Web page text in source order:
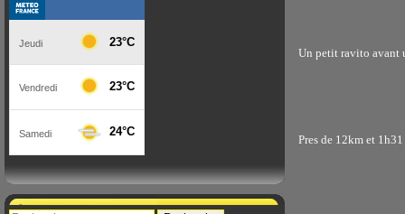
Un petit ravito avant
Pres de 12km et